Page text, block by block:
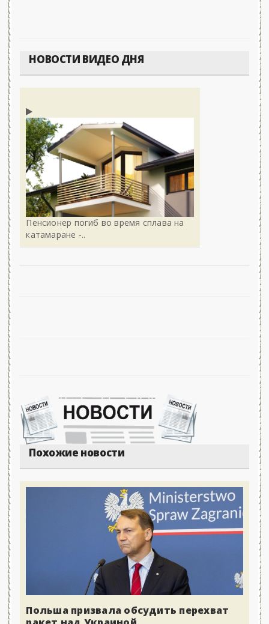
НОВОСТИ ВИДЕО ДНЯ
Пенсионер погиб во время сплава на
катамаране -..
Похожие новости
Польша призвала обсудить перехват